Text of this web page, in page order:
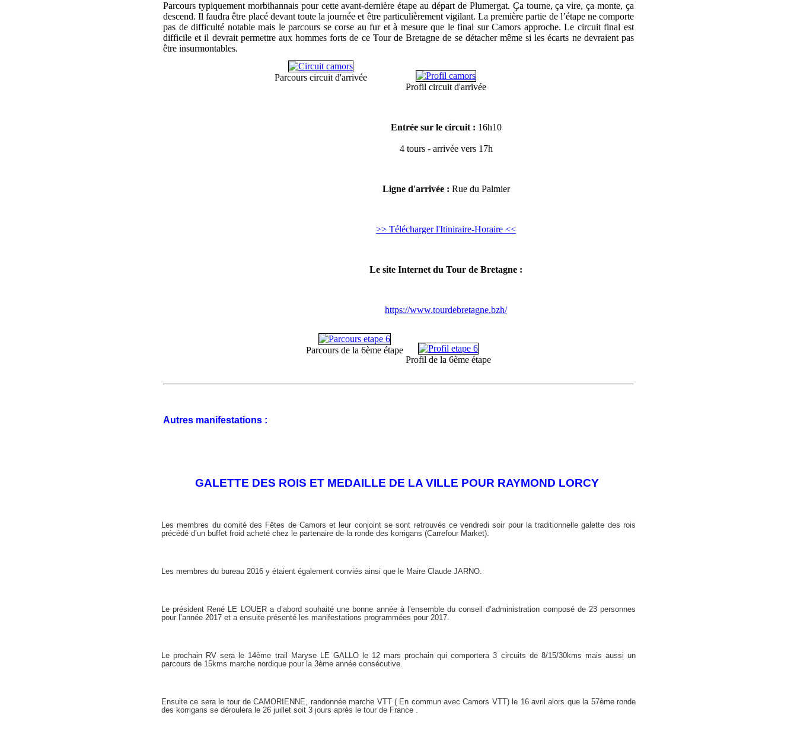
Parcours typiquement morbihannais pour cette avant-dernière étape au départ de Plumergat. Ça tourne, ça vire, ça monte, ça
descend. Il faudra être placé devant toute la journée et être particulièrement vigilant. La première partie de l’étape ne comporte
pas de difficulté notable mais le parcours se corse au fur et à mesure que le final sur Camors approche. Le circuit final est
difficile et il devrait permettre aux hommes forts de ce Tour de Bretagne de se détacher même si les écarts ne devraient pas
être insurmontables.
Parcours circuit d'arrivée
Profil circuit d'arrivée
Entrée sur le circuit : 16h10
4 tours - arrivée vers 17h
Ligne d'arrivée : Rue du Palmier
>> Télécharger l'Itiniraire-Horaire <<
Le site Internet du Tour de Bretagne :
https://www.tourdebretagne.bzh/
Parcours de la 6ème étape
Profil de la 6ème étape
Autres manifestations :
GALETTE DES ROIS ET MEDAILLE DE LA VILLE POUR RAYMOND LORCY
Les membres du comité des Fêtes de Camors et leur conjoint se sont retrouvés ce vendredi soir pour la traditionnelle galette des rois
précédé d’un buffet froid acheté chez le partenaire de la ronde des korrigans (Carrefour Market).
Les membres du bureau 2016 y étaient également conviés ainsi que le Maire Claude JARNO.
Le président René LE LOUER a d’abord souhaité une bonne année à l’ensemble du conseil d’administration composé de 23 personnes
pour l’année 2017 et a ensuite présenté les manifestations programmées pour 2017.
Le prochain RV sera le 14ème trail Maryse LE GALLO le 12 mars prochain qui comportera 3 circuits de 8/15/30kms mais aussi un
parcours de 15kms marche nordique pour la 3ème année consécutive.
Ensuite ce sera le tour de CAMORIENNE, randonnée marche VTT ( En commun avec Camors VTT) le 16 avril alors que la 57ème ronde
des korrigans se déroulera le 26 juillet soit 3 jours après le tour de France .